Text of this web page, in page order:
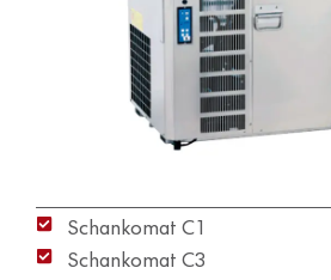
Schankomat C1
Schankomat C3